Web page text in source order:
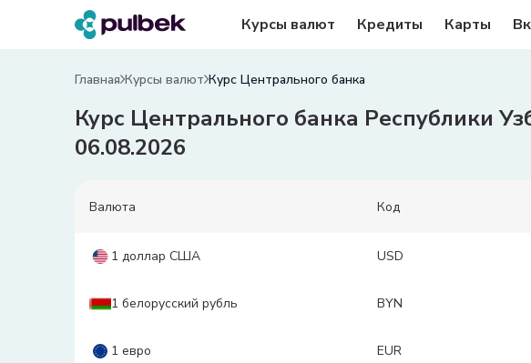
Курсы валют Кредиты Карты
Главная Курсы валют Курс Центрального банка
Курс Центрального банка Республики
06.08.2026
Валюта Код
1 доллар США USD
1 белорусский рубль BYN
1 евро EUR